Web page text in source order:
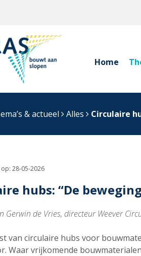
Home
& actueel Alles Circulaire
28-05-2026
hubs: “De
Gerwin de Vries, directeur Weever
van circulaire hubs voor
Waar vrijkomende